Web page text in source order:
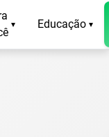
▾ Educação ▾